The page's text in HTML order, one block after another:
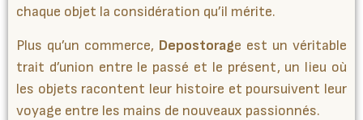
chaque objet la considération qu’il mérite.
Plus qu’un commerce, Depostorage est un véritable
trait d’union entre le passé et le présent, un lieu où
les objets racontent leur histoire et poursuivent leur
voyage entre les mains de nouveaux passionnés.